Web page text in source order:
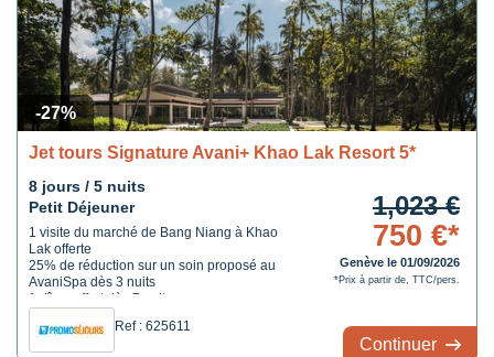
-27%
Jet tours Signature Avani+ Khao Lak Resort 5*
8 jours / 5 nuits
Petit Déjeuner
1 visite du marché de Bang Niang à Khao
Lak offerte
25% de réduction sur un soin proposé au
AvaniSpa dès 3 nuits
1 dîner offert dès 7 nuits
Ref : 625611
1,023 €
750 €*
Genève le 01/09/2026
*Prix à partir de, TTC/pers.
Continuer